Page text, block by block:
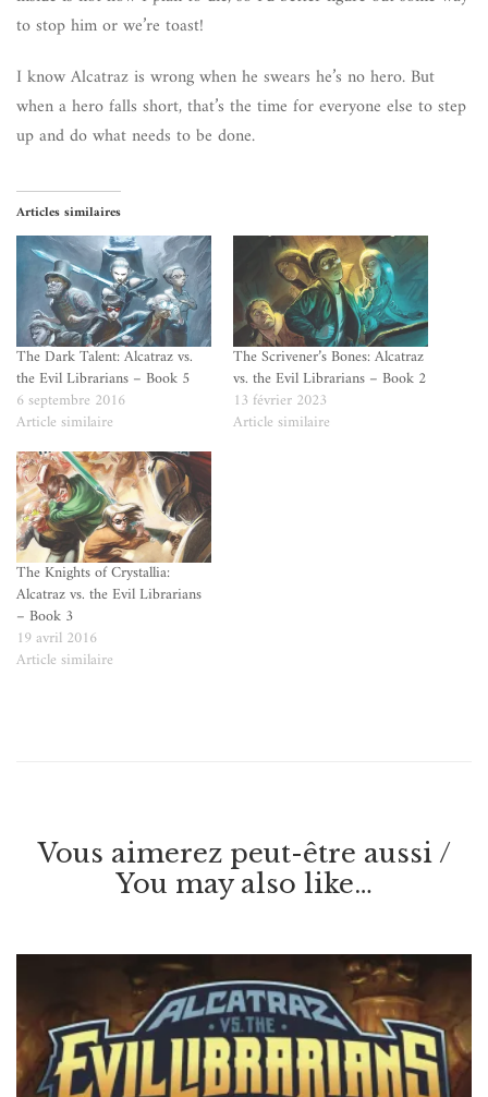
to stop him or we’re toast!
I know Alcatraz is wrong when he swears he’s no hero. But
when a hero falls short, that’s the time for everyone else to step
up and do what needs to be done.
Articles similaires
The Dark Talent: Alcatraz vs.
the Evil Librarians – Book 5
6 septembre 2016
Article similaire
The Scrivener’s Bones: Alcatraz
vs. the Evil Librarians – Book 2
13 février 2023
Article similaire
The Knights of Crystallia:
Alcatraz vs. the Evil Librarians
– Book 3
19 avril 2016
Article similaire
Vous aimerez peut-être aussi /
You may also like…